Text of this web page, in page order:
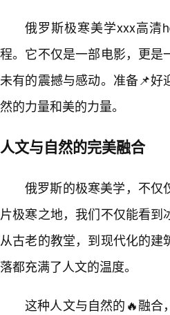
俄罗斯极寒美学xxx高清
程。它不仅是一部电影，更
未有的震撼与感动。准备📌
然的力量和美的力量。
人文与自然的完美融合
俄罗斯的极寒美学，不仅
片极寒之地，我们不仅能看
从古老的教堂，到现代化的
落都充满了人文的温度。
这种人文与自然的🔥融合